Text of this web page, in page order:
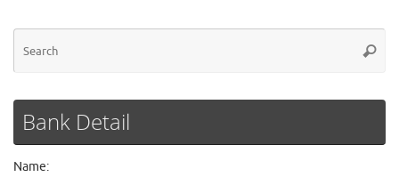
Bank Detail
Name: